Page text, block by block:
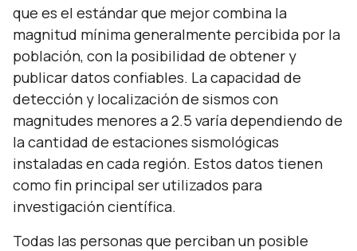
que es el estándar que mejor combina la
magnitud mínima generalmente percibida por la
población, con la posibilidad de obtener y
publicar datos confiables. La capacidad de
detección y localización de sismos con
magnitudes menores a 2.5 varía dependiendo de
la cantidad de estaciones sismológicas
instaladas en cada región. Estos datos tienen
como fin principal ser utilizados para
investigación científica.
Todas las personas que perciban un posible